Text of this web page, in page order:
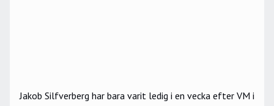
Jakob Silfverberg har bara varit ledig i en vecka efter VM i